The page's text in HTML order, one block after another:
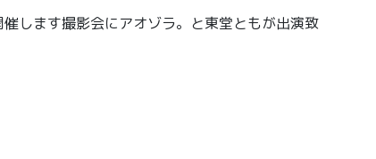
します撮影会にアオゾラ。と東堂ともが出演致